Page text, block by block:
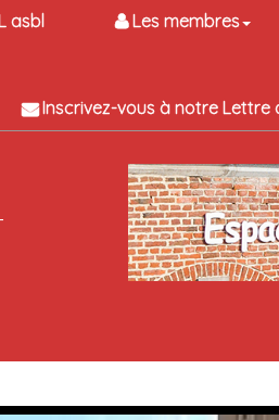
asbl Les membres
Inscrivez-vous à notre Lettre